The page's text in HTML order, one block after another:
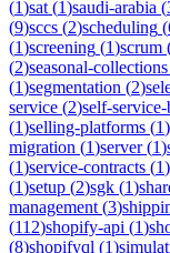
(1)sat (1)saudi-arabia (
(9)sccs (2)scheduling (
(1)screening (1)scrum
(2)seasonal-collections
(1)segmentation (2)
service (2)self-service-
(1)selling-platforms (1)
migration (1)server(1)
(1)service-contracts (1)
(1)setup (2)sgk (1)
management (3)
(112)shopify-api (1)
(8)shopifyql (1)